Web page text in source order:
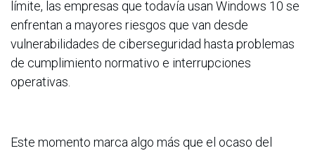
límite, las empresas que todavía usan Windows 10 se
enfrentan a mayores riesgos que van desde
vulnerabilidades de ciberseguridad hasta problemas
de cumplimiento normativo e interrupciones
operativas.
Este momento marca algo más que el ocaso del